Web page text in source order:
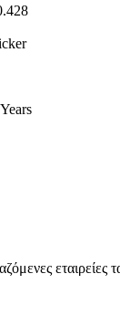
Inverter
Λήψη